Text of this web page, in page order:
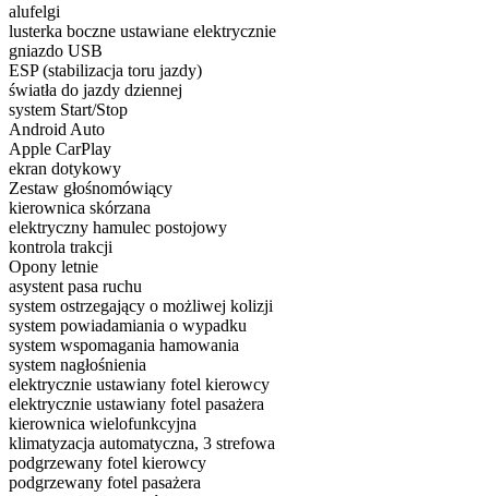
alufelgi
lusterka boczne ustawiane elektrycznie
gniazdo USB
ESP (stabilizacja toru jazdy)
światła do jazdy dziennej
system Start/Stop
Android Auto
Apple CarPlay
ekran dotykowy
Zestaw głośnomówiący
kierownica skórzana
elektryczny hamulec postojowy
kontrola trakcji
Opony letnie
asystent pasa ruchu
system ostrzegający o możliwej kolizji
system powiadamiania o wypadku
system wspomagania hamowania
system nagłośnienia
elektrycznie ustawiany fotel kierowcy
elektrycznie ustawiany fotel pasażera
kierownica wielofunkcyjna
klimatyzacja automatyczna, 3 strefowa
podgrzewany fotel kierowcy
podgrzewany fotel pasażera